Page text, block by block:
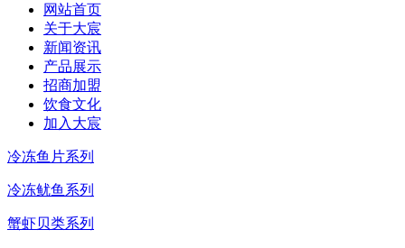
网站首页
关于大宸
新闻资讯
产品展示
招商加盟
饮食文化
加入大宸
冷冻鱼片系列
冷冻鱿鱼系列
蟹虾贝类系列